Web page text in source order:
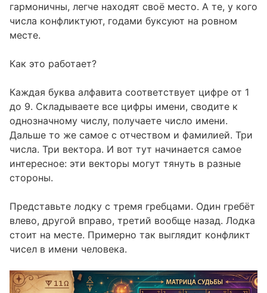
гармоничны, легче находят своё место. А те, у кого
числа конфликтуют, годами буксуют на ровном
месте.
Как это работает?
Каждая буква алфавита соответствует цифре от 1
до 9. Складываете все цифры имени, сводите к
однозначному числу, получаете число имени.
Дальше то же самое с отчеством и фамилией. Три
числа. Три вектора. И вот тут начинается самое
интересное: эти векторы могут тянуть в разные
стороны.
Представьте лодку с тремя гребцами. Один гребёт
влево, другой вправо, третий вообще назад. Лодка
стоит на месте. Примерно так выглядит конфликт
чисел в имени человека.